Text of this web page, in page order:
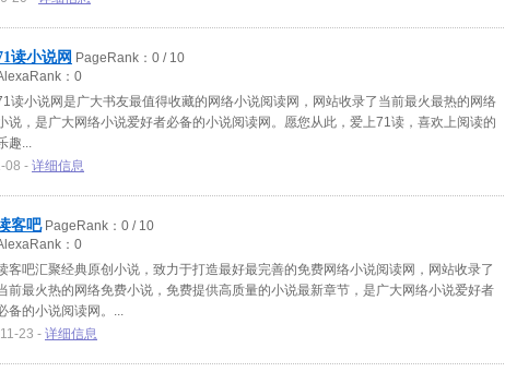
读小说网 PageRank： 0 / 10
： 0
读小说网是广大书友最值得收藏的网络小说阅读网，网站收录了当前最火最热的网络
说，是广大网络小说爱好者必备的小说阅读网。愿您从此，爱上71读，喜欢上阅读的
趣
08 - 详细信息
客吧PageRank： 0 / 10
： 0
客吧汇聚经典原创小说，致力于打造最好最完善的免费网络小说阅读网，网站收录了
前最火热的网络免费小说，免费提供高质量的小说最新章节，是广大网络小说爱好者
备的小说阅读网。
23 - 详细信息